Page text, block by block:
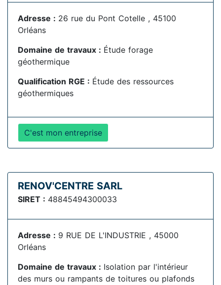
Adresse : 26 rue du Pont Cotelle , 45100
Orléans
Domaine de travaux : Étude forage
géothermique
Qualification RGE : Étude des ressources
géothermiques
C'est mon entreprise
RENOV'CENTRE SARL
SIRET : 48845494300033
Adresse : 9 RUE DE L'INDUSTRIE , 45000
Orléans
Domaine de travaux : Isolation par l'intérieur
des murs ou rampants de toitures ou plafonds